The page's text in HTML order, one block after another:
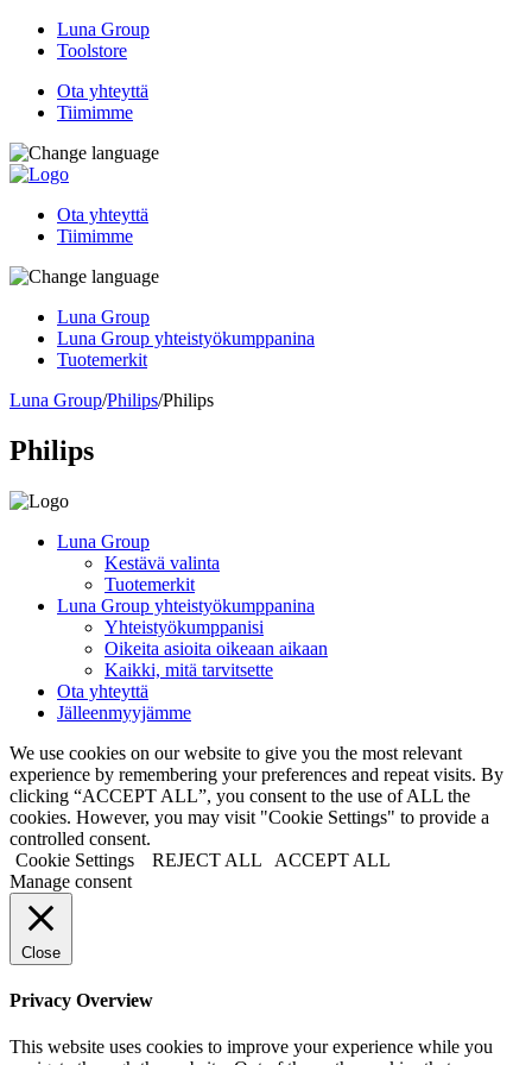
Luna Group
Toolstore
Ota yhteyttä
Tiimimme
Ota yhteyttä
Tiimimme
Luna Group
Luna Group yhteistyökumppanina
Tuotemerkit
Luna Group/Philips/Philips
Philips
Luna Group
Kestävä valinta
Tuotemerkit
Luna Group yhteistyökumppanina
Yhteistyökumppanisi
Oikeita asioita oikeaan aikaan
Kaikki, mitä tarvitsette
Ota yhteyttä
Jälleenmyyjämme
We use cookies on our website to give you the most relevant
experience by remembering your preferences and repeat visits. By
clicking “ACCEPT ALL”, you consent to the use of ALL the
cookies. However, you may visit "Cookie Settings" to provide a
controlled consent.
Cookie Settings
REJECT ALL
ACCEPT ALL
Manage consent
Close
Privacy Overview
This website uses cookies to improve your experience while you